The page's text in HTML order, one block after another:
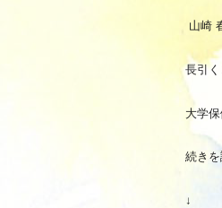
山崎
長引
大学
続き
↓